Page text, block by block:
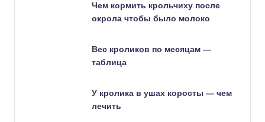
Чем кормить крольчиху после
окрола чтобы было молоко
Вес кроликов по месяцам —
таблица
У кролика в ушах коросты — чем
лечить